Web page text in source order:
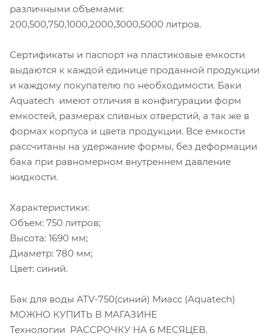
различными объемами:
200,500,750,1000,2000,3000,5000 литров.
Сертификаты и паспорт на пластиковые емкости
выдаются к каждой единице проданной продукции
и каждому покупателю по необходимости. Баки
Aquatech имеют отличия в конфигурации форм
емкостей, размерах сливных отверстий, а так же в
формах корпуса и цвета продукции. Все емкости
рассчитаны на удержание формы, без деформации
бака при равномерном внутреннем давление
жидкости.
Характеристики:
Объем: 750 литров;
Высота: 1690 мм;
Диаметр: 780 мм;
Цвет: синий.
Бак для воды ATV-750(синий) Миасс (Aquatech)
МОЖНО КУПИТЬ В МАГАЗИНЕ
Технологии РАССРОЧКУ НА 6 МЕСЯЦЕВ.